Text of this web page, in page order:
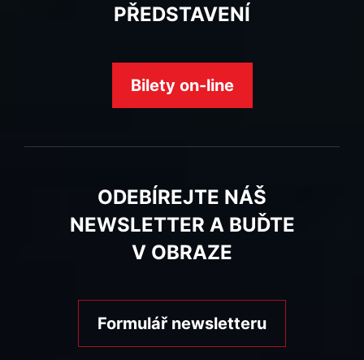
PŘEDSTAVENÍ
Bilety on-line
ODEBÍREJTE NÁŠ
NEWSLETTER A BUĎTE
V OBRAZE
Formulář newsletteru